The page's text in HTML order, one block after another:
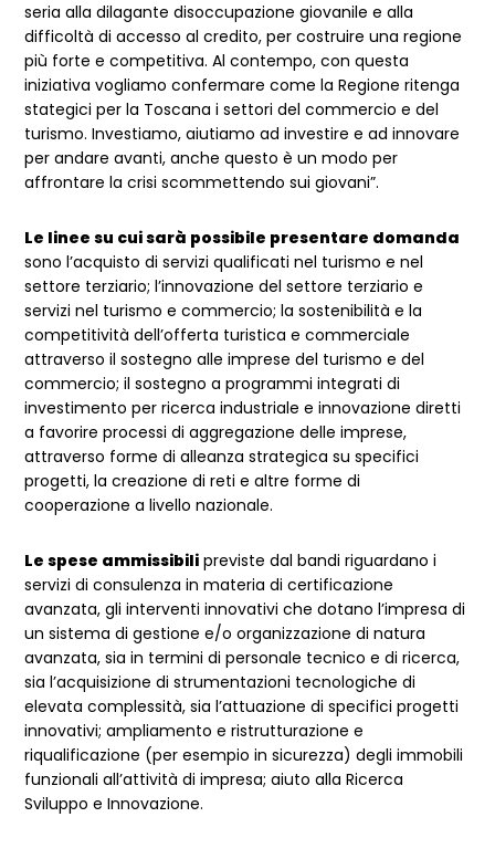
seria alla dilagante disoccupazione giovanile e alla
difficoltà di accesso al credito, per costruire una regione
più forte e competitiva. Al contempo, con questa
iniziativa vogliamo confermare come la Regione ritenga
stategici per la Toscana i settori del commercio e del
turismo. Investiamo, aiutiamo ad investire e ad innovare
per andare avanti, anche questo è un modo per
affrontare la crisi scommettendo sui giovani”.
Le linee su cui sarà possibile presentare domanda
sono l’acquisto di servizi qualificati nel turismo e nel
settore terziario; l’innovazione del settore terziario e
servizi nel turismo e commercio; la sostenibilità e la
competitività dell’offerta turistica e commerciale
attraverso il sostegno alle imprese del turismo e del
commercio; il sostegno a programmi integrati di
investimento per ricerca industriale e innovazione diretti
a favorire processi di aggregazione delle imprese,
attraverso forme di alleanza strategica su specifici
progetti, la creazione di reti e altre forme di
cooperazione a livello nazionale.
Le spese ammissibili previste dal bandi riguardano i
servizi di consulenza in materia di certificazione
avanzata, gli interventi innovativi che dotano l’impresa di
un sistema di gestione e/o organizzazione di natura
avanzata, sia in termini di personale tecnico e di ricerca,
sia l’acquisizione di strumentazioni tecnologiche di
elevata complessità, sia l’attuazione di specifici progetti
innovativi; ampliamento e ristrutturazione e
riqualificazione (per esempio in sicurezza) degli immobili
funzionali all’attività di impresa; aiuto alla Ricerca
Sviluppo e Innovazione.